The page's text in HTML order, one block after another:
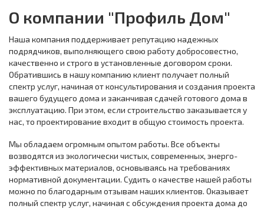
О компании "Профиль Дом"
Наша компания поддерживает репутацию надежных
подрядчиков, выполняющего свою работу добросовестно,
качественно и строго в установленные договором сроки.
Обратившись в нашу компанию клиент получает полный
спектр услуг, начиная от консультирования и создания проекта
вашего будущего дома и заканчивая сдачей готового дома в
эксплуатацию. При этом, если строительство заказывается у
нас, то проектирование входит в общую стоимость проекта.
Мы обладаем огромным опытом работы. Все объекты
возводятся из экологически чистых, современных, энерго-
эффективных материалов, основываясь на требованиях
нормативной документации. Судить о качестве нашей работы
можно по благодарным отзывам наших клиентов. Оказывает
полный спектр услуг, начиная с обсуждения проекта дома до